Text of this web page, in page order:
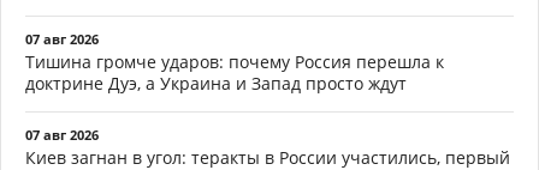
07 авг 2026
Тишина громче ударов: почему Россия перешла к
доктрине Дуэ, а Украина и Запад просто ждут
07 авг 2026
Киев загнан в угол: теракты в России участились, первый